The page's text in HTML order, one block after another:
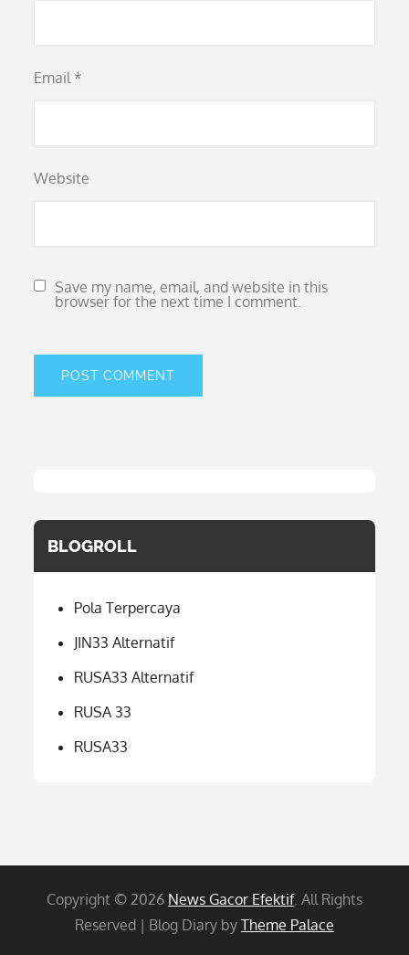
Email *
Website
Save my name, email, and website in this
browser for the next time I comment.
BLOGROLL
Pola Terpercaya
JIN33 Alternatif
RUSA33 Alternatif
RUSA 33
RUSA33
Copyright © 2026 News Gacor Efektif. All Rights
Reserved | Blog Diary by Theme Palace